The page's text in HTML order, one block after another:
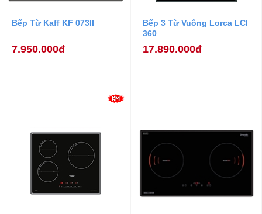
Bếp Từ Kaff KF 073II
7.950.000đ
Bếp 3 Từ Vuông Lorca LCI
360
17.890.000đ